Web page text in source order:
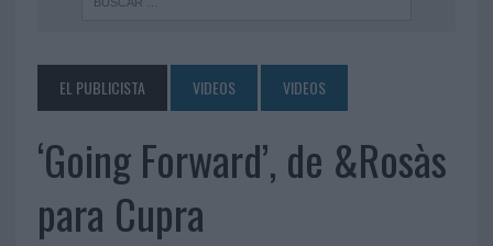
EL PUBLICISTA VIDEOS VIDEOS
‘Going Forward’, de &Rosàs
para Cupra